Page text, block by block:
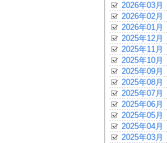
2026年03月
2026年02月
2026年01月
2025年12月
2025年11月
2025年10月
2025年09月
2025年08月
2025年07月
2025年06月
2025年05月
2025年04月
2025年03月